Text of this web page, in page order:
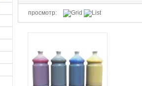
просмотр: